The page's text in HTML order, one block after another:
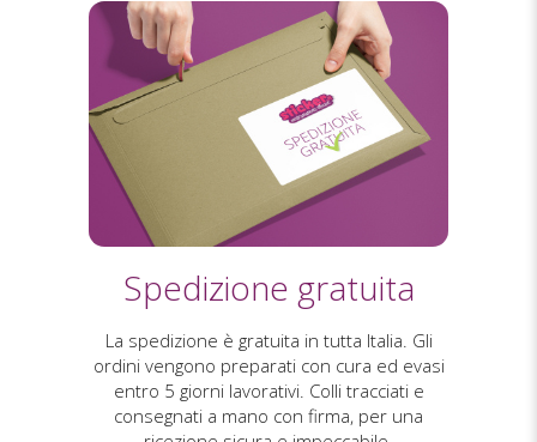
Spedizione gratuita
La spedizione è gratuita in tutta Italia. Gli
ordini vengono preparati con cura ed evasi
entro 5 giorni lavorativi. Colli tracciati e
consegnati a mano con firma, per una